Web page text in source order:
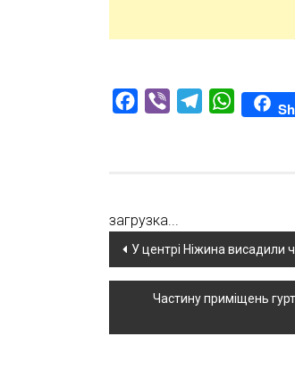
Facebook
Viber TelegramWhatsApp
загрузка...
Навігація
по
новині
У центрі Ніжина висадили
Частину приміщень